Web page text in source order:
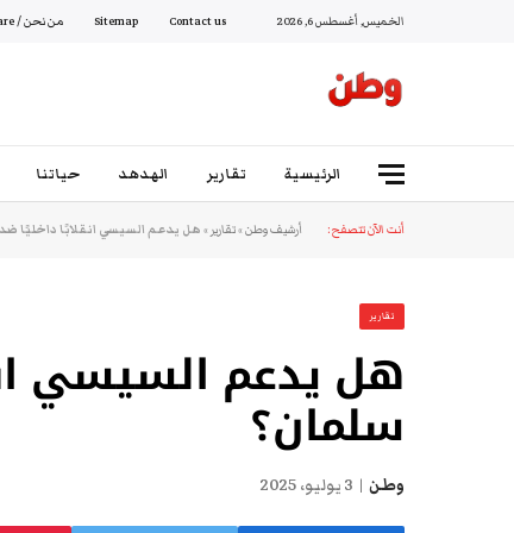
الخميس, أغسطس 6, 2026 Contact us
Sitemap من نحن / Who we are
الرئيسية تقارير الهدهد حياتنا
أنت الآن تتصفح: أرشيف وطن»تقارير»هل يدعم السيسي انقلابًا داخليًا
تقارير
هل يدعم السيسي
سلمان؟
وطن 3 يوليو، 2025